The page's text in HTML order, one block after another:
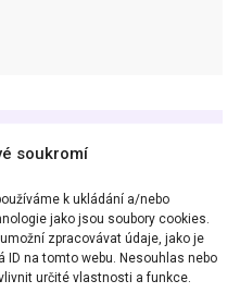
soukromí
k ukládání a/nebo
jako jsou soubory cookies.
zpracovávat údaje, jako je
ID na tomto webu. Nesouhlas nebo
určité vlastnosti a funkce.
newsletteru a už vám nic